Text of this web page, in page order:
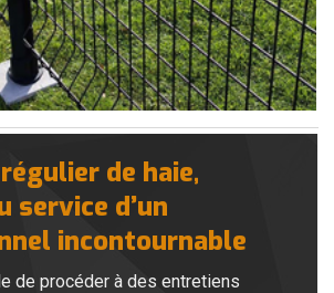
de haie,
service d’un
incontournable
de procéder à des entretiens